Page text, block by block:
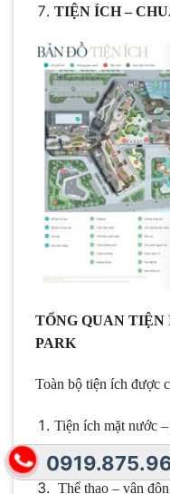
TIỆN ÍCH –
TỔNG QUAN
PARK
Toàn bộ tiện ích được
Tiện ích mặt nước
Không gian xanh –
Thể thao – vận